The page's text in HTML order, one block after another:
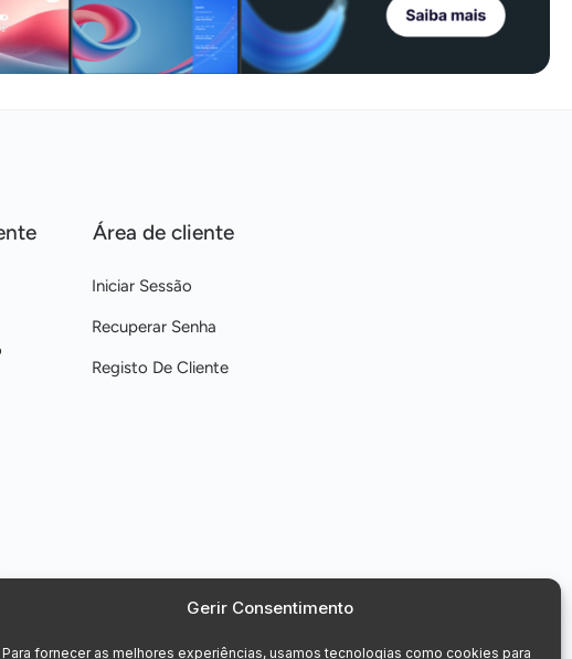
Gerir Consentimento
Para fornecer as melhores experiências, usamos tecnologias como cookies para
Área de cliente
Iniciar Sessão
Recuperar Senha
Registo De Cliente